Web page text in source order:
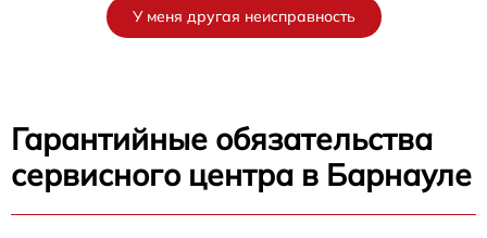
У меня другая неисправность
Гарантийные обязательства
сервисного центра в Барнауле